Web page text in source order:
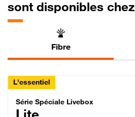
sont disponibles
Fibre
L'essentiel
Série Spéciale
Série Spéciale Livebox